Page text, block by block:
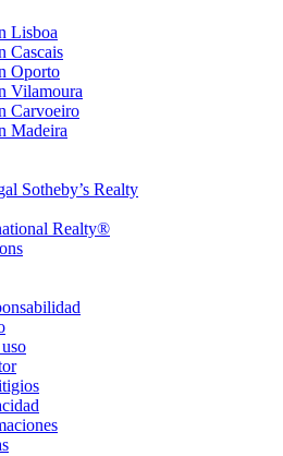
Lisboa
Cascais
Oporto
Vilamoura
Carvoeiro
Madeira
Sotheby’s Realty
Realty®